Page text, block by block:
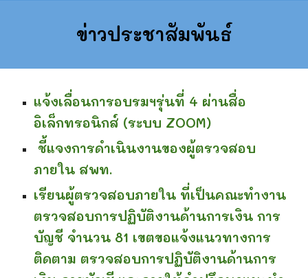
ข่าวประชาสัมพันธ์
แจ้งเลื่อนการอบรมฯรุ่นที่ 4 ผ่านสื่อ
อิเล็กทรอนิกส์ (ระบบ ZOOM)
ชี้แจงการดำเนินงานของผู้ตรวจสอบ
ภายใน สพท.
เรียนผู้ตรวจสอบภายใน ที่เป็นคณะทำงาน
ตรวจสอบการปฏิบัติงานด้านการเงิน การ
บัญชี จำนวน 81 เขตขอแจ้งแนวทางการ
ติดตาม ตรวจสอบการปฏิบัติงานด้านการ